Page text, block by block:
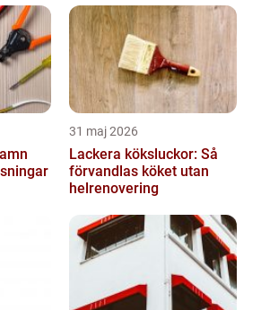
31 maj 2026
Lackera köksluckor: Så
förvandlas köket utan
helrenovering